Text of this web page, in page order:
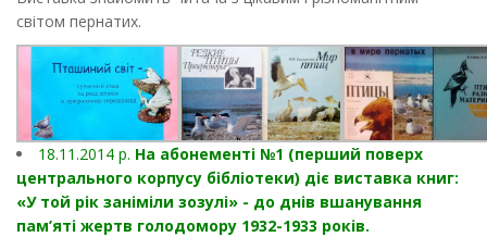
світом пернатих.
18.11.2014 р. На абонементі №1 (перший поверх
центрального корпусу бібліотеки) діє виставка книг:
«У той рік заніміли зозулі» - до днів вшанування
пам’яті жертв голодомору 1932-1933 років.